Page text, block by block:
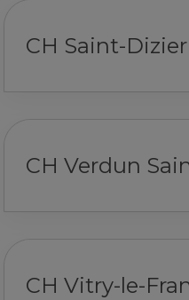
CH Saint-Dizier
CH Verdun
CH Vitry-le-